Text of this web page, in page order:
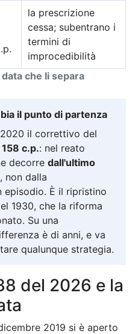
che li separa
la prescrizione
cessa; subentrano i
termini di
improcedibilità
il punto di partenza
il correttivo del
c.p.: nel reato
decorre dall'ultimo
, non dalla
episodio. È il ripristino
1930, che la riforma
Su una
è di anni, e va
qualunque strategia.
del 2026 e la
2019 si è aperto